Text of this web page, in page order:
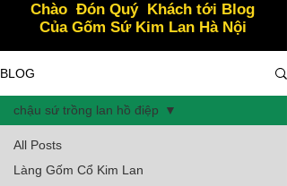
Chào Đón Quý Khách tới Blog
Của Gốm Sứ Kim Lan Hà Nội
BLOG
All Posts
Làng Gốm Cổ Kim Lan
chậu sứ trồng lan hồ điệp